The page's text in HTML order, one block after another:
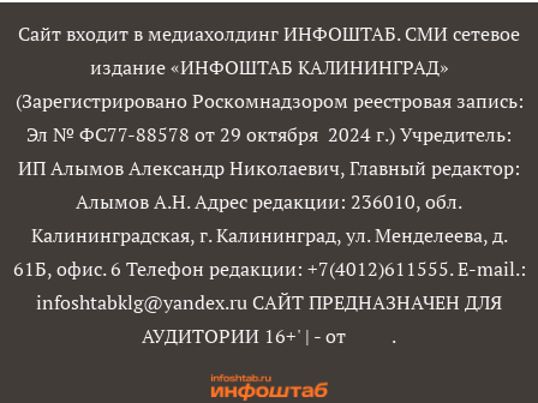
Сайт входит в медиахолдинг ИНФОШТАБ. СМИ сетевое
издание «ИНФОШТАБ КАЛИНИНГРАД»
(Зарегистрировано Роскомнадзором реестровая запись:
Эл № ФС77-88578 от 29 октября 2024 г.) Учредитель:
ИП Алымов Александр Николаевич, Главный редактор:
Алымов А.Н. Адрес редакции: 236010, обл.
Калининградская, г. Калининград, ул. Менделеева, д.
61Б, офис. 6 Телефон редакции: +7(4012)611555. E-mail.:
infoshtabklg@yandex.ru САЙТ ПРЕДНАЗНАЧЕН ДЛЯ
АУДИТОРИИ 16+' | - от .